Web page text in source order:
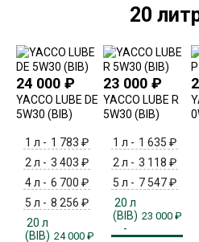
20
24 000 ₽
YACCO LUBE DE
5W30 (BIB)
1 л - 1 783 ₽
2 л - 3 403 ₽
4 л - 6 700 ₽
5 л - 8 256 ₽
20 л
(BIB) 24 000 ₽
23 000₽
YACCO LUBE R
5W30 (BIB)
1 л - 1 635 ₽
2 л - 3 118 ₽
5 л - 7 547₽
20 л
(BIB)
-
23 000 ₽